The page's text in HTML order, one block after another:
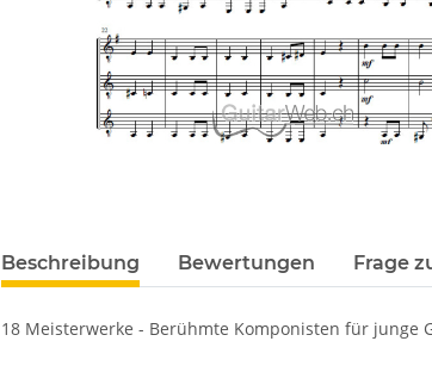
Beschreibung Bewertungen Frage
18 Meisterwerke - Berühmte Komponisten für junge